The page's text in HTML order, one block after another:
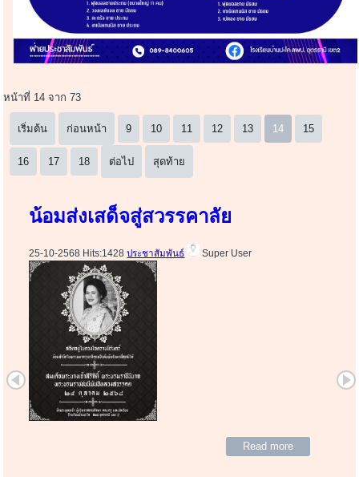
หน้าที่ 14 จาก 73
เริ่มต้น ก่อนหน้า 9 10 11 12 13 14 15
16 17 18 ต่อไป สุดท้าย
น้อมส่งเสด็จสู่สวรรคาลัย
25-10-2568 Hits:1428ประชาสัมพันธ์ Super User
Read more